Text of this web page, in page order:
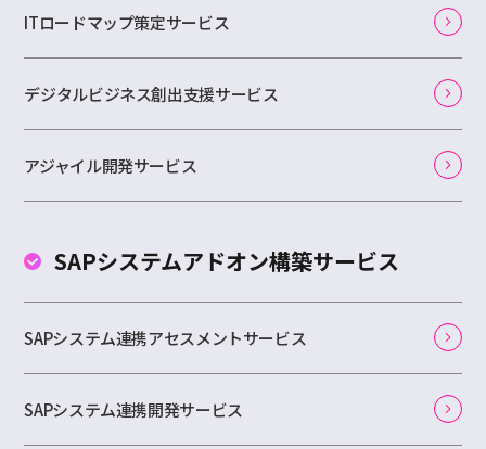
ITロードマップ策定サービス
デジタルビジネス創出支援サービス
アジャイル開発サービス
SAPシステムアドオン構築サービス
SAPシステム連携アセスメントサービス
SAPシステム連携開発サービス